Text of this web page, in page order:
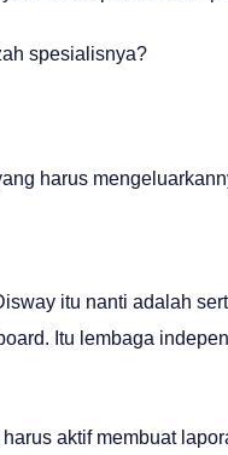
spesialisnya?
harus
itu nanti adalah
Itu lembaga
aktif membuat